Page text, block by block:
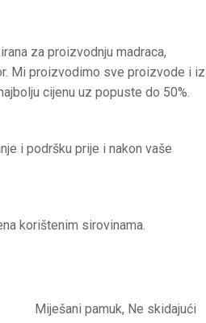
za proizvodnju madraca,
Mi proizvodimo sve proizvode i iz
cijenu uz popuste do 50%.
i podršku prije i nakon vaše
korištenim sirovinama.
Miješani pamuk, Ne skidajući